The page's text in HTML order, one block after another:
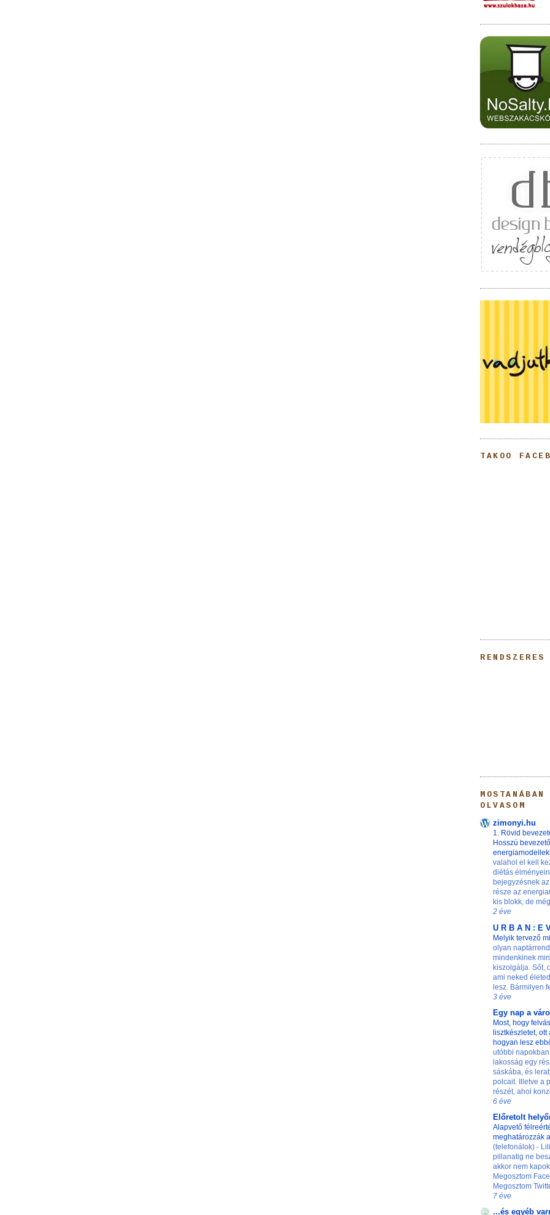
TAKOO
OLVASOM
zimonyi.hu
1. Rövid
Hosszú bevezető
valahol el kell
diétás
bejegyzésnek
része az
kis blokk, de
2 éve
U R B A N : E
Melyik tervező
olyan
mindenkinek
kiszolgálja. Sőt,
ami neked
lesz. Bármilyen
3 éve
Egy nap a
Most, hogy
lisztkészletet, ott
hogyan lesz
utóbbi
lakosság egy
sáskába, és
polcait. Illetve a
részét, ahol
6 éve
Előretolt
Alapvető
meghatározzák
(telefonálok) -
pillanatig ne
akkor nem
Megosztom
Megosztom
7 éve
...és egyéb